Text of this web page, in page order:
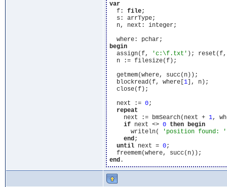
var
  f:
file;
  s: arrType;
  n, next: integer;
begin
  assign(f,
'c:\f.txt' );
  n := filesize(f);
  getmem(where, succ(n));
  blockread(f, where[
1], n);
  close(f);
  next :=
0;
repeat
    next := bmSearch(next +
1,
if next <> 0 then begin
      writeln(
'position found: '
end;
until next = 0;
end